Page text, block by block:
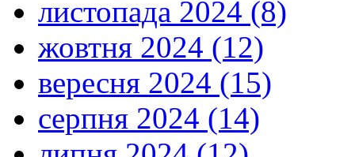
листопада 2024 (8)
жовтня 2024 (12)
вересня 2024 (15)
серпня 2024 (14)